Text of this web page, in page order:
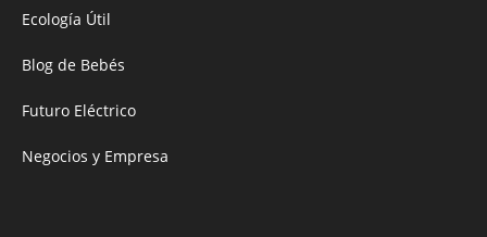
Ecología Útil
Blog de Bebés
Futuro Eléctrico
Negocios y Empresa